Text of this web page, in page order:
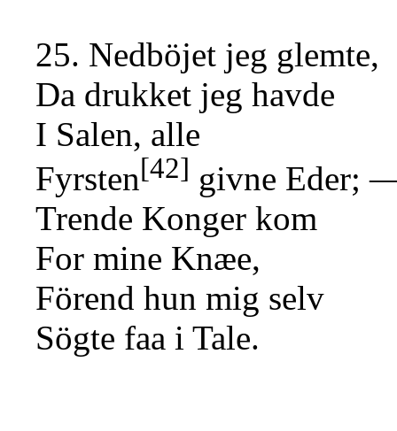
25. Nedböjet jeg glemte,
Da drukket jeg havde
I Salen, alle
Fyrsten[42] givne Eder;
Trende Konger kom
For mine Knæe,
Förend hun mig selv
Sögte faa i Tale.